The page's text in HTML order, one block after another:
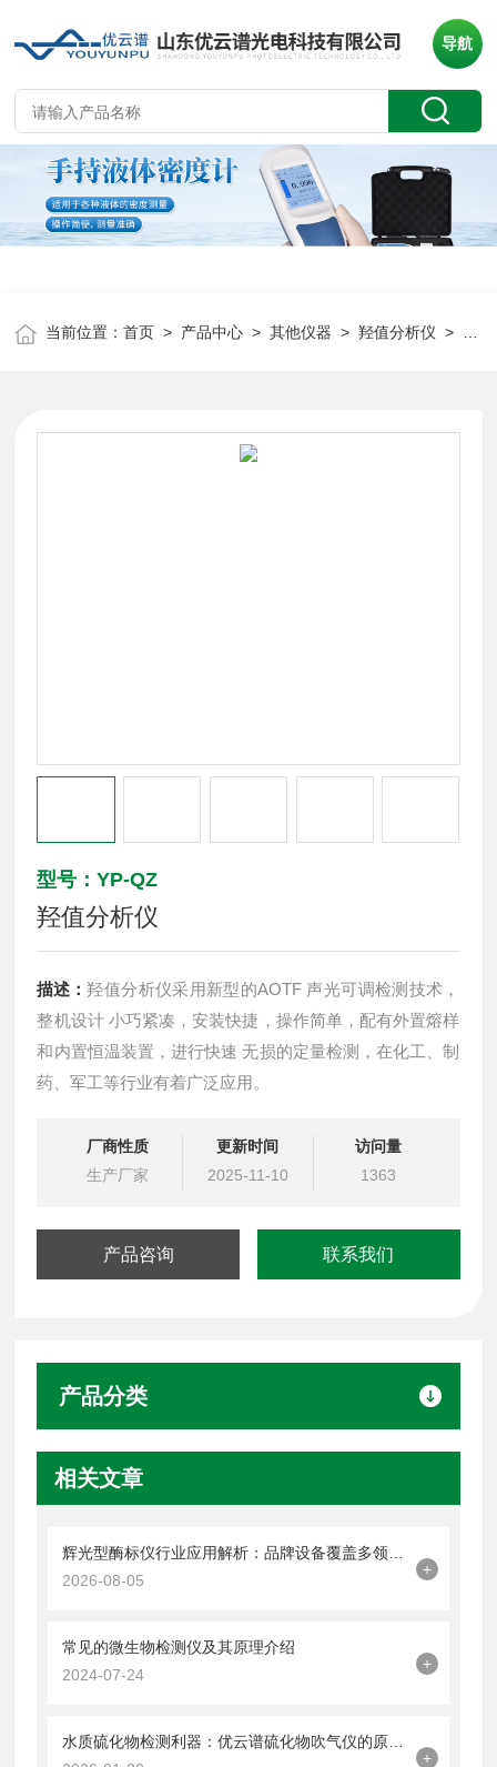
导航
当前位置：首页 > 产品中心 >其他仪器 >羟值分析仪 > YP-QZ羟值分析仪
型号：YP-QZ
羟值分析仪
描述：羟值分析仪采用新型的AOTF 声光可调检测技术，
整机设计 小巧紧凑，安装快捷，操作简单，配有外置熔样
和内置恒温装置，进行快速 无损的定量检测，在化工、制
药、军工等行业有着广泛应用。
厂商性质
生产厂家
更新时间
2025-11-10
访问量
1363
产品咨询 联系我们
产品分类
相关文章
辉光型酶标仪行业应用解析：品牌设备覆盖多领域检测需求
2026-08-05
+
常见的微生物检测仪及其原理介绍
2024-07-24
+
水质硫化物检测利器：优云谱硫化物吹气仪的原理与操作流程
+